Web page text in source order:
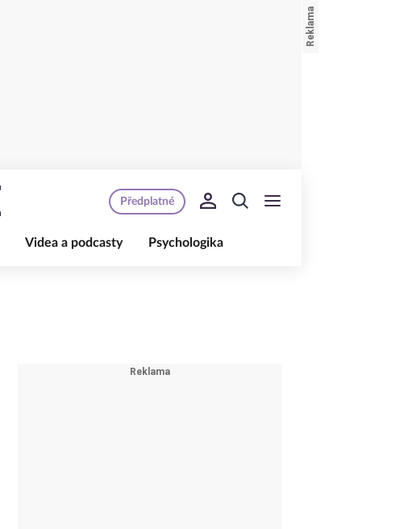
Videa a podcasty Psychologika
Předplatné